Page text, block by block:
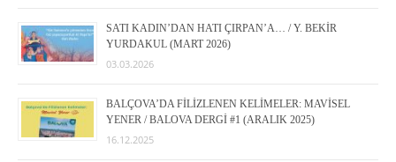
SATI KADIN’DAN HATI ÇIRPAN’A… / Y. BEKİR
YURDAKUL (MART 2026)
03.03.2026
BALÇOVA’DA FİLİZLENEN KELİMELER: MAVİSEL
YENER / BALOVA DERGİ #1 (ARALIK 2025)
16.12.2025